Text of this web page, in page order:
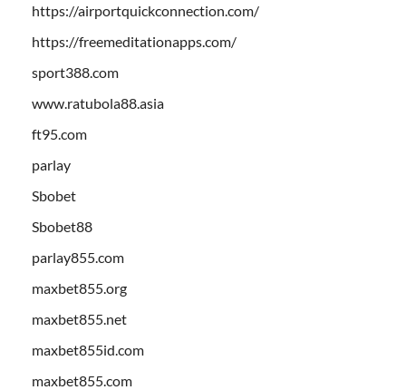
https://airportquickconnection.com/
https://freemeditationapps.com/
sport388.com
www.ratubola88.asia
ft95.com
parlay
Sbobet
Sbobet88
parlay855.com
maxbet855.org
maxbet855.net
maxbet855id.com
maxbet855.com